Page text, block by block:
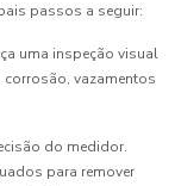
passos a seguir:
uma inspeção visual
vazamentos
do medidor.
para remover